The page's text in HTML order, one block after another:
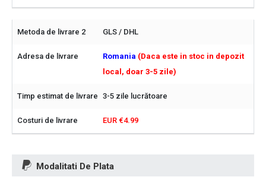
GLS / DHL
Romania (Daca este in stoc in depozit
local, doar 3-5 zile)
3-5 zile lucrătoare
EUR €4.99
Modalitati De Plata